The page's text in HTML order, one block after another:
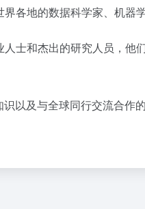
各地的数据科学家、机器
士和杰出的研究人员，他
以及与全球同行交流合